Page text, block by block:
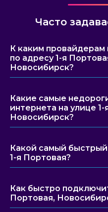
Часто
К каким
по адресу 1-я
Новосибирск?
Какие самые
интернета на улице
Новосибирск?
Какой самый
1-я Портовая?
Как быстро
Портовая,